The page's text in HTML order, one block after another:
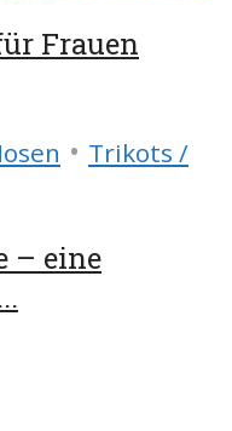
Frauen
• Trikots /
– eine